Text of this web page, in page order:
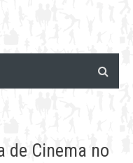
de Cinema no